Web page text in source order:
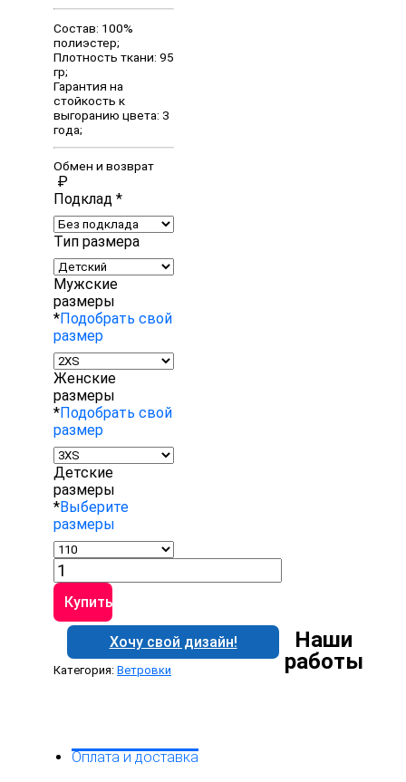
Состав: 100%
полиэстер;
Плотность ткани: 95
гр;
Гарантия на
стойкость к
выгоранию цвета: 3
года;
Обмен и возврат
₽
Подклад *
Тип размера
Мужские
размеры
*Подобрать свой
размер
Женские
размеры
*Подобрать свой
размер
Детские
размеры
*Выберите
размеры
Количество
товара
Ветровка
VT0002
Купить
Хочу свой дизайн!
Категория: Ветровки
Оплата и доставка
Наши
работы